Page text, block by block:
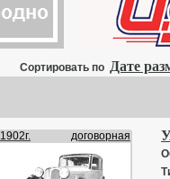
Сортировать по Дате
1902г. договорная